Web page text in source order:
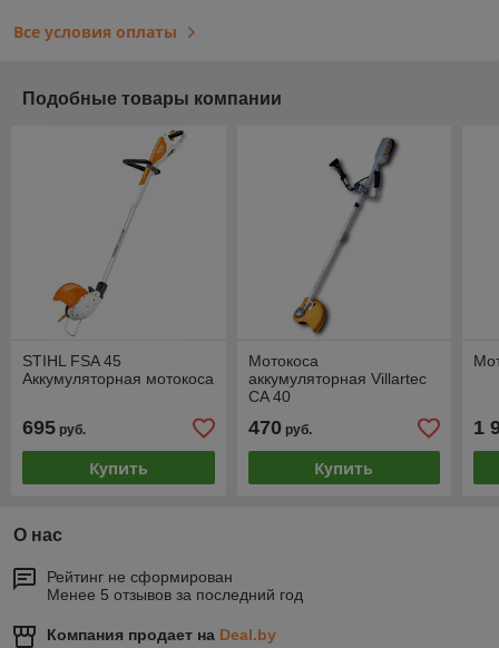
Все условия оплаты
Подобные товары компании
STIHL FSA 45
Аккумуляторная мотокоса
695 руб.
Купить
Мотокоса
аккумуляторная Villartec
CA 40
470руб.
Купить
1
О нас
Рейтинг не сформирован
Менее 5 отзывов за последний год
Компания продает на Deal.by